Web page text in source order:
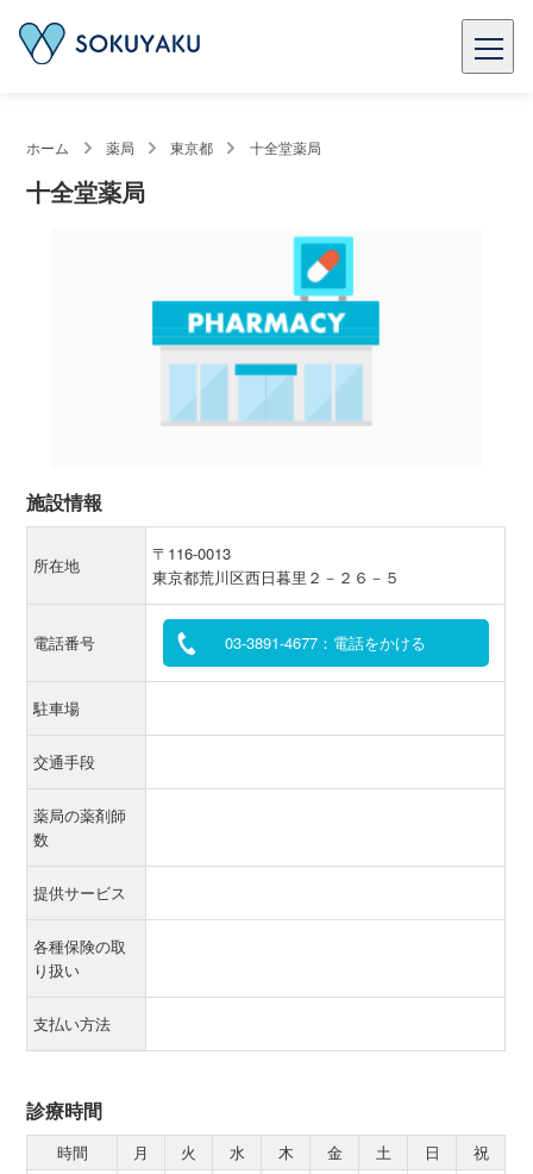
ホーム 薬局 東京都 十全堂薬局
十全堂薬局
施設情報
所在地
〒116-0013
東京都荒川区西日暮里２－２６－５
電話番号 03-3891-4677：電話をかける
駐車場
交通手段
薬局の薬剤師
数
提供サービス
各種保険の取
り扱い
支払い方法
診療時間
時間 月 火 水 木 金 土 日
祝